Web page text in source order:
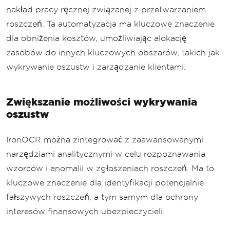
nakład pracy ręcznej związanej z przetwarzaniem
roszczeń. Ta automatyzacja ma kluczowe znaczenie
dla obniżenia kosztów, umożliwiając alokację
zasobów do innych kluczowych obszarów, takich jak
wykrywanie oszustw i zarządzanie klientami.
Zwiększanie możliwości wykrywania
oszustw
IronOCR można zintegrować z zaawansowanymi
narzędziami analitycznymi w celu rozpoznawania
wzorców i anomalii w zgłoszeniach roszczeń. Ma to
kluczowe znaczenie dla identyfikacji potencjalnie
fałszywych roszczeń, a tym samym dla ochrony
interesów finansowych ubezpieczycieli.